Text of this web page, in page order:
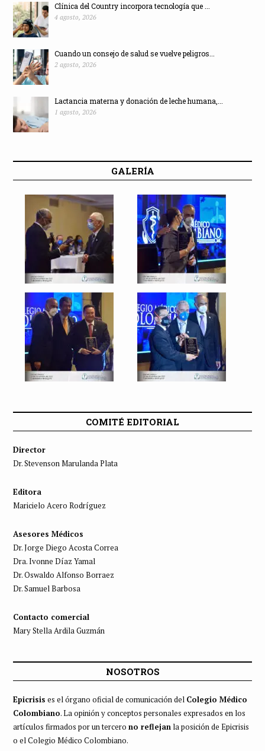
Clínica del Country incorpora tecnología que ...
4 agosto, 2026
Cuando un consejo de salud se vuelve peligros...
2 agosto, 2026
Lactancia materna y donación de leche humana,...
1 agosto, 2026
GALERÍA
COMITÉ EDITORIAL
Director
Dr. Stevenson Marulanda Plata
Editora
Maricielo Acero Rodríguez
Asesores Médicos
Dr. Jorge Diego Acosta Correa
Dra. Ivonne Díaz Yamal
Dr. Oswaldo Alfonso Borraez
Dr. Samuel Barbosa
Contacto comercial
Mary Stella Ardila Guzmán
NOSOTROS
Epicrisis es el órgano oficial de comunicación del Colegio Médico
Colombiano. La opinión y conceptos personales expresados en los
artículos firmados por un tercero no reflejanla posición de Epicrisis
o el Colegio Médico Colombiano.